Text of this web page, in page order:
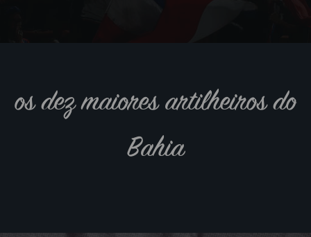
os dez maiores artilheiros do
Bahia